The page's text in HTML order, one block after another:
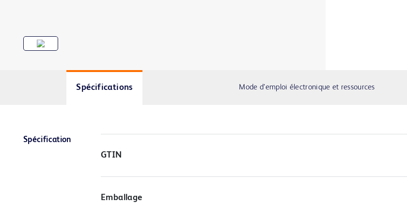
Spécifications Mode d’emploi électronique et ressources
Spécification
GTIN
Emballage